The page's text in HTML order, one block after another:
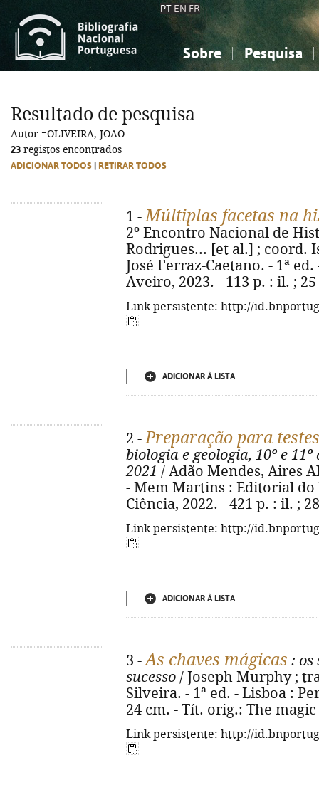
PT EN FR
Sobre Pesquisa
Ciências sociais...
Ciências sociais...
Resultado de pesquisa
Autor:=OLIVEIRA, JOAO
23 registos encontrados
ADICIONAR TODOS RETIRAR TODOS
1 -Múltiplas facetas na
2º Encontro Nacional de
Rodrigues... [et al.] ; coord.
José Ferraz-Caetano. - 1ª
Aveiro, 2023. - 113 p. : il. ;
Link persistente: http://
ADICIONAR À LISTA
2 -Preparação para
biologia e geologia, 10º e 11º
2021 / Adão Mendes, Aires
- Mem Martins : Editorial
Ciência, 2022. - 421 p. : il. ;
Link persistente: http://
ADICIONAR À LISTA
3 -As chaves mágicas : os
sucesso / Joseph Murphy ;
Silveira. - 1ª ed. - Lisboa :
24 cm. - Tít. orig.: The magic
Link persistente: http://